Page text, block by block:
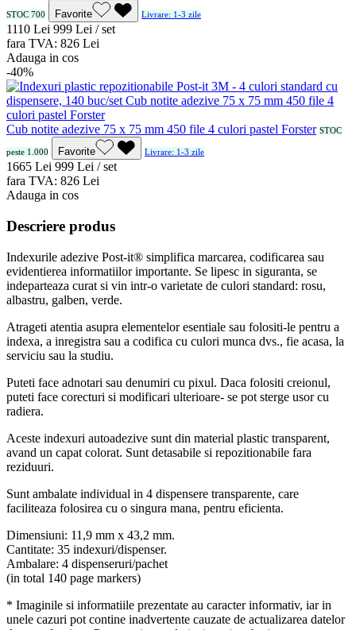
STOC 700 Favorite Livrare: 1-3 zile
1110 Lei 999 Lei / set
fara TVA: 826 Lei
Adauga in cos
-40%
Cub notite adezive 75 x 75 mm 450 file 4 culori pastel Forster STOC
peste 1.000 Favorite Livrare: 1-3 zile
1665 Lei 999 Lei / set
fara TVA: 826 Lei
Adauga in cos
Descriere produs
Indexurile adezive Post-it® simplifica marcarea, codificarea sau
evidentierea informatiilor importante. Se lipesc in siguranta, se
indeparteaza curat si vin intr-o varietate de culori standard: rosu,
albastru, galben, verde.
Atrageti atentia asupra elementelor esentiale sau folositi-le pentru a
indexa, a inregistra sau a codifica cu culori munca dvs., fie acasa, la
serviciu sau la studiu.
Puteti face adnotari sau denumiri cu pixul. Daca folositi creionul,
puteti face corecturi si modificari ulterioare- se pot sterge usor cu
radiera.
Aceste indexuri autoadezive sunt din material plastic transparent,
avand un capat colorat. Sunt detasabile si repozitionabile fara
reziduuri.
Sunt ambalate individual in 4 dispensere transparente, care
faciliteaza folosirea cu o singura mana, pentru eficienta.
Dimensiuni: 11,9 mm x 43,2 mm.
Cantitate: 35 indexuri/dispenser.
Ambalare: 4 dispenseruri/pachet
(in total 140 page markers)
* Imaginile si informatiile prezentate au caracter informativ, iar in
unele cazuri pot contine inadvertente cauzate de actualizarea datelor